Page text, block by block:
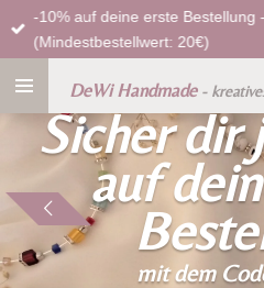
Zum
Hauptinhalt
DeWi Handmade -
-10% auf deine erste Bestellung
(Mindestbestellwert: 20€)
Sicher dir
auf
mit dem